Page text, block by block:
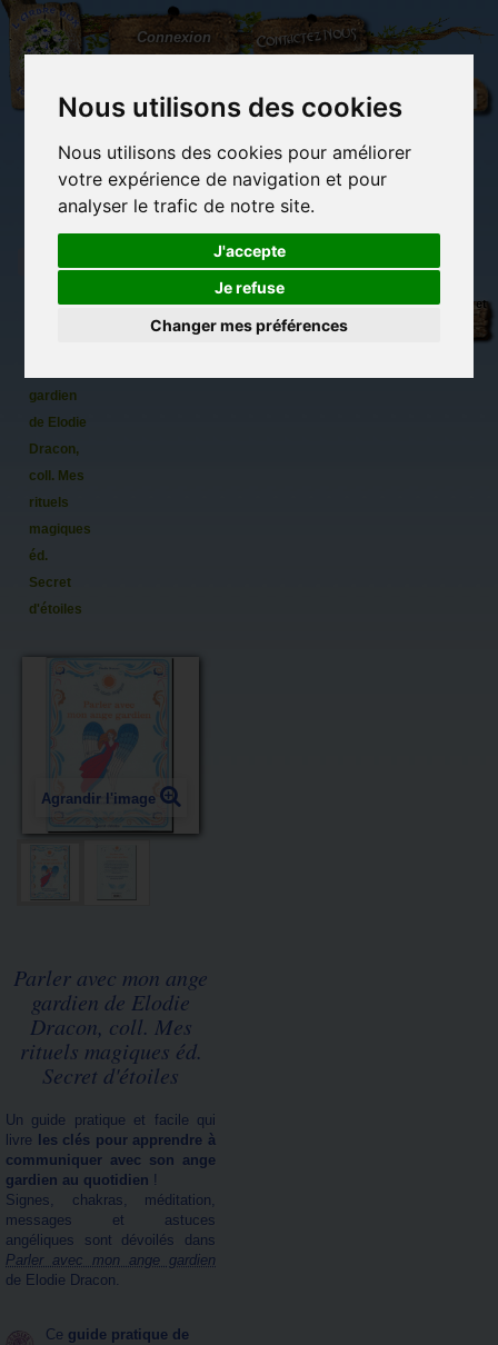
Nous utilisons des cookies
Nous utilisons des cookies pour améliorer
votre expérience de navigation et pour
analyser le trafic de notre site.
J'accepte
Je refuse
Changer mes préférences
L'Arbre
aux
100.000
Connexion Contactez-nous
(vide)
Librairie des
Carterie
originale
Activités
détente et jeux
Objets déco et
gardien
de Elodie
Dracon,
coll. Mes
rituels
magiques
éd.
Secret
d'étoiles
Agrandir l'image
Parler avec mon ange
gardien de Elodie
Dracon, coll. Mes
rituels magiques éd.
Secret d'étoiles
Un guide pratique et facile qui
livre
les clés pour apprendre à
communiquer avec son ange
gardien au quotidien !
Signes, chakras, méditation,
messages et astuces
angéliques sont dévoilés dans
Parler avec mon ange gardien
de Elodie Dracon.
Ce guide pratique de